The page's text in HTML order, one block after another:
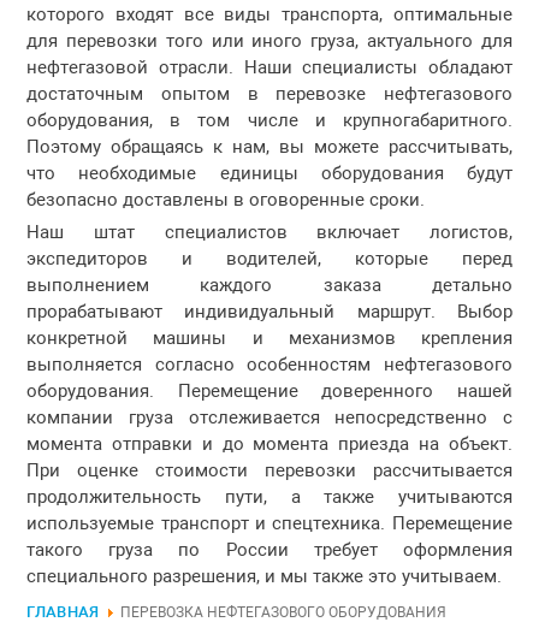
которого входят все виды транспорта, оптимальные
для перевозки того или иного груза, актуального для
нефтегазовой отрасли. Наши специалисты обладают
достаточным опытом в перевозке нефтегазового
оборудования, в том числе и крупногабаритного.
Поэтому обращаясь к нам, вы можете рассчитывать,
что необходимые единицы оборудования будут
безопасно доставлены в оговоренные сроки.
Наш штат специалистов включает логистов,
экспедиторов и водителей, которые перед
выполнением каждого заказа детально
прорабатывают индивидуальный маршрут. Выбор
конкретной машины и механизмов крепления
выполняется согласно особенностям нефтегазового
оборудования. Перемещение доверенного нашей
компании груза отслеживается непосредственно с
момента отправки и до момента приезда на объект.
При оценке стоимости перевозки рассчитывается
продолжительность пути, а также учитываются
используемые транспорт и спецтехника. Перемещение
такого груза по России требует оформления
специального разрешения, и мы также это учитываем.
ГЛАВНАЯ ПЕРЕВОЗКА НЕФТЕГАЗОВОГО ОБОРУДОВАНИЯ